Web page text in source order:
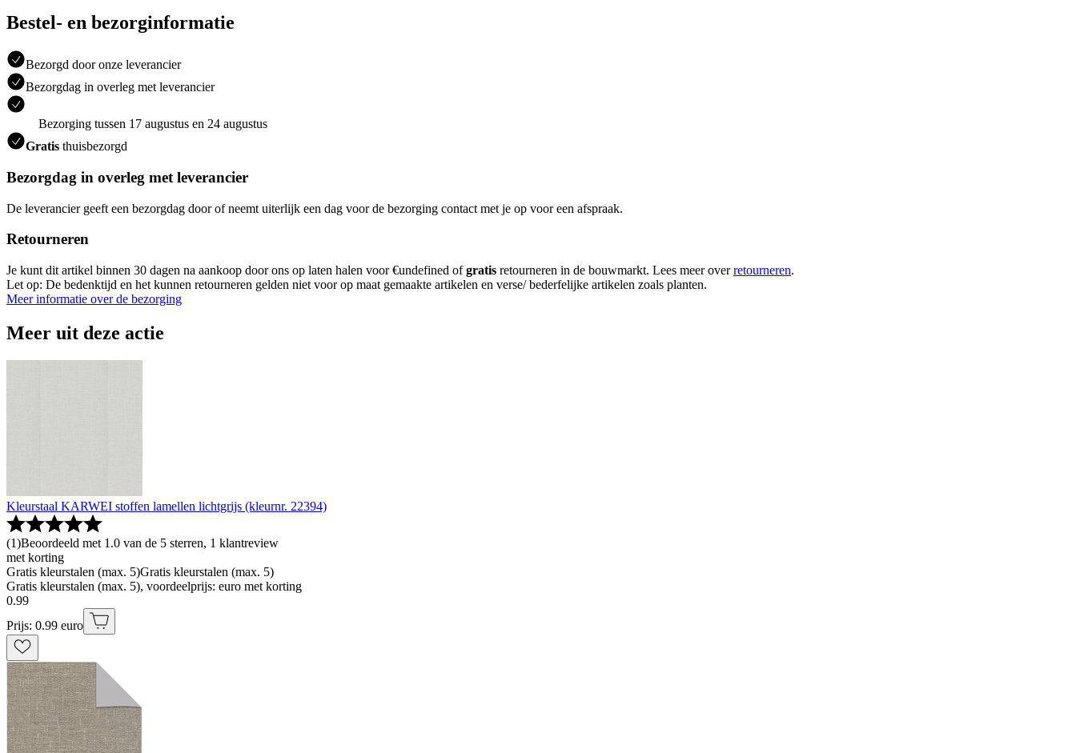
Bestel- en bezorginformatie
Bezorgd door onze leverancier
Bezorgdag in overleg met leverancier
Bezorging tussen 17 augustus en 24 augustus
Gratis thuisbezorgd
Bezorgdag in overleg met leverancier
De leverancier geeft een bezorgdag door of neemt uiterlijk een dag voor de bezorging contact met je op voor een afspraak.
Retourneren
Je kunt dit artikel binnen 30 dagen na aankoop door ons op laten halen voor €undefined ofgratis retourneren in de bouwmarkt. Lees meer overretourneren.
Let op: De bedenktijd en het kunnen retourneren gelden niet voor op maat gemaakte artikelen en verse/ bederfelijke artikelen zoals planten.
Meer informatie over de bezorging
Meer uit deze actie
Kleurstaal KARWEI stoffen lamellen lichtgrijs (kleurnr. 22394)
(1)Beoordeeld met 1.0 van de 5 sterren, 1 klantreview
met korting
Gratis kleurstalen (max. 5)Gratis kleurstalen (max. 5)
Gratis kleurstalen (max. 5), voordeelprijs: euro met korting
0.99
Prijs: 0.99 euro